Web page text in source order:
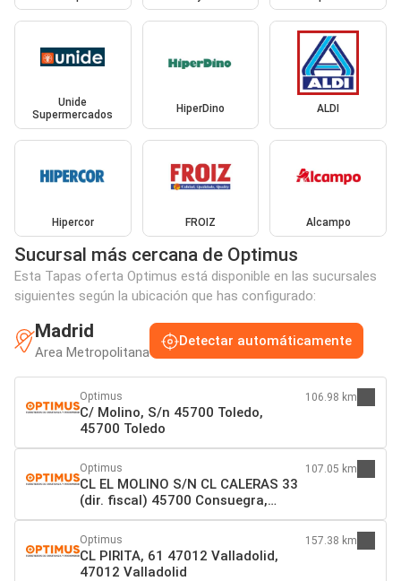
Unide
Supermercados
HiperDino ALDI
Hipercor FROIZ Alcampo
Sucursal más cercana de Optimus
Esta Tapas oferta Optimus está disponible en las sucursales
siguientes según la ubicación que has configurado:
Madrid
Area Metropolitana
Detectar automáticamente
Optimus
C/ Molino, S/n 45700 Toledo,
45700 Toledo
106.98 km
Optimus
CL EL MOLINO S/N CL CALERAS 33
(dir. fiscal) 45700 Consuegra,
45700 Consuegra
107.05 km
Optimus
CL PIRITA, 61 47012 Valladolid,
47012 Valladolid
157.38 km